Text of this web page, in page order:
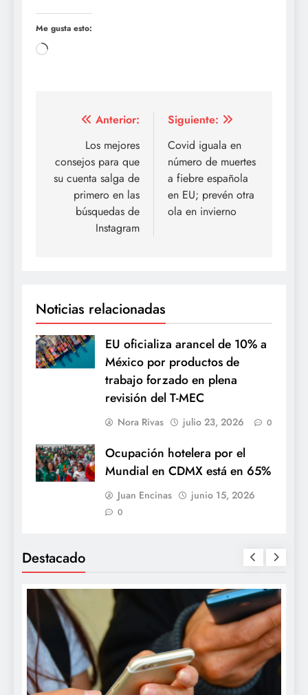
Me gusta esto:
Cargando...
Navegación
entradas
Anterior:
Los mejores
consejos para que
su cuenta salga de
primero en las
búsquedas de
Instagram
Siguiente:
Covid iguala en
número de muertes
a fiebre española
en EU; prevén otra
ola en invierno
Noticias relacionadas
EU oficializa arancel de 10% a
México por productos de
trabajo forzado en plena
revisión del T-MEC
Nora Rivas julio 23, 2026 0
Ocupación hotelera por el
Mundial en CDMX está en 65%
Juan Encinas junio 15, 2026
0
Destacado